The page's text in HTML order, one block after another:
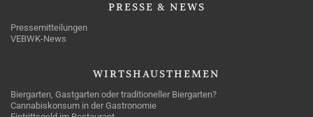
PRESSE & NEWS
Pressemitteilungen
VEBWK-News
WIRTSHAUSTHEMEN
Biergarten, Gastgarten oder traditioneller Biergarten?
Cannabiskonsum in der Gastronomie